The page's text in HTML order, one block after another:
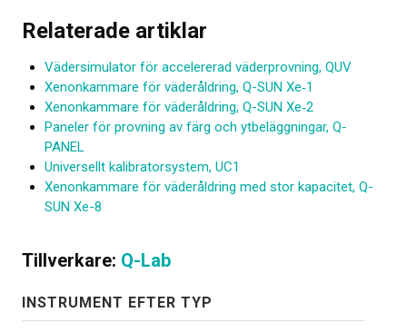
Relaterade artiklar
Vädersimulator för accelererad väderprovning, QUV
Xenonkammare för väderåldring, Q-SUN Xe‑1
Xenonkammare för väderåldring, Q-SUN Xe‑2
Paneler för provning av färg och ytbeläggningar, Q-
PANEL
Universellt kalibratorsystem, UC1
Xenonkammare för väderåldring med stor kapacitet, Q-
SUN Xe-8
Tillverkare: Q-Lab
INSTRUMENT EFTER TYP